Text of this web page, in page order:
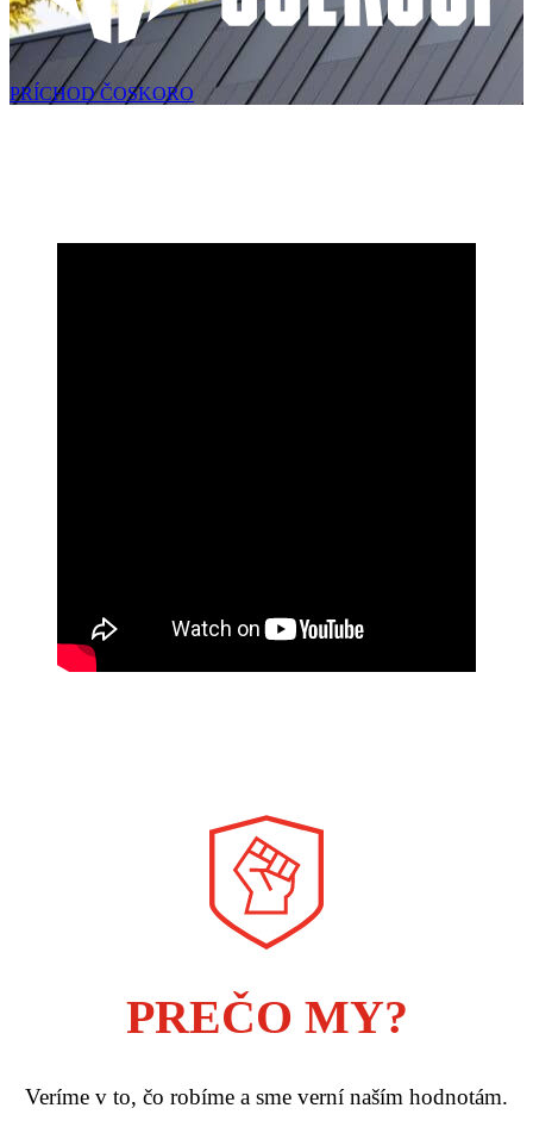
PRÍCHOD ČOSKORO
PREČO MY?
Veríme v to, čo robíme a sme verní naším hodnotám.